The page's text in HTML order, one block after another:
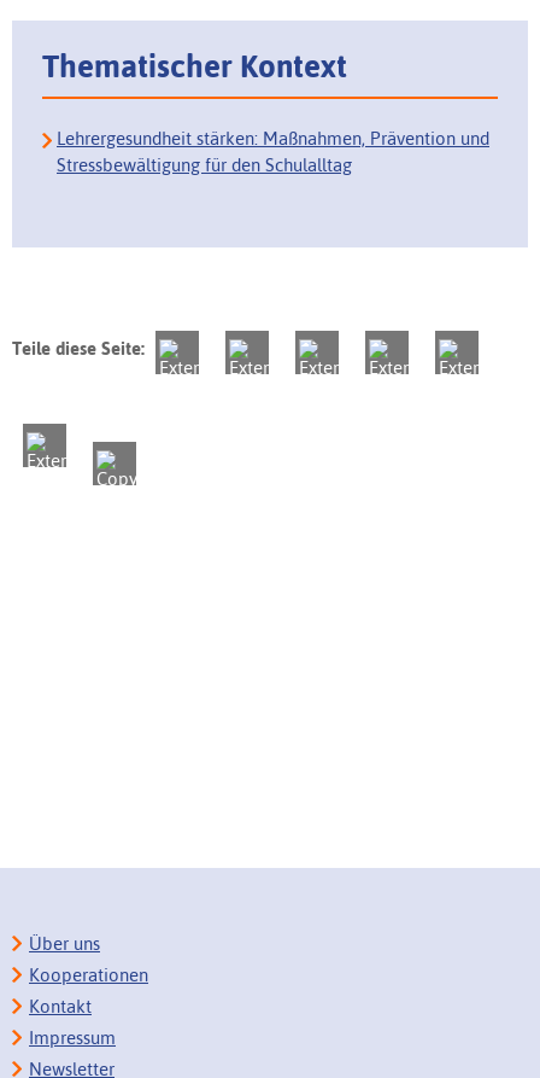
Thematischer Kontext
Lehrergesundheit stärken: Maßnahmen, Prävention und
Stressbewältigung für den Schulalltag
Teile diese Seite:
Über uns
Kooperationen
Kontakt
Impressum
Newsletter